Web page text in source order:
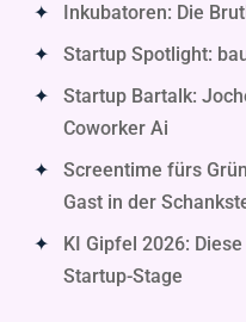
Inkubatoren: Die
Startup Spotlight:
Startup Bartalk:
Coworker Ai
Screentime fürs
Gast in der
KI Gipfel 2026:
Startup-Stage